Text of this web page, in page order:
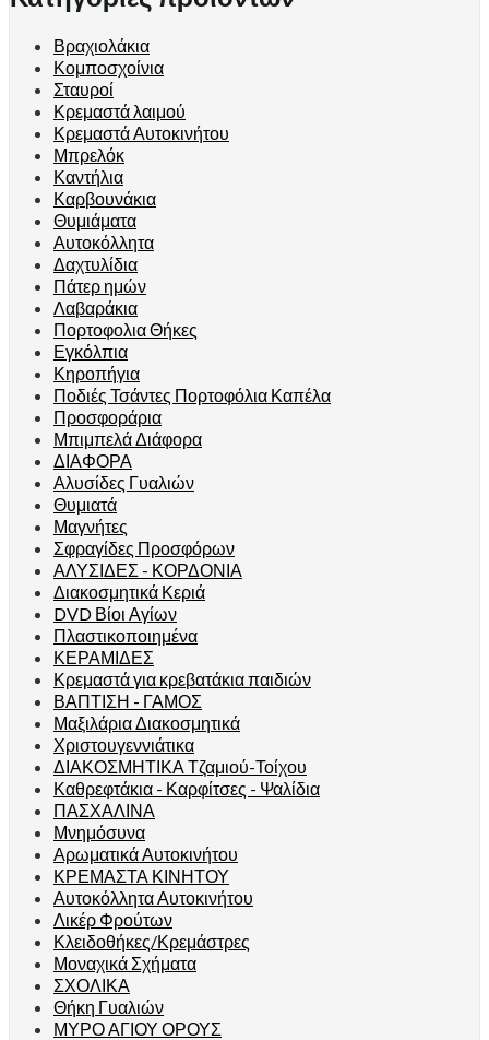
Βραχιολάκια
Κομποσχοίνια
Σταυροί
Κρεμαστά λαιμού
Κρεμαστά Αυτοκινήτου
Μπρελόκ
Καντήλια
Καρβουνάκια
Θυμιάματα
Αυτοκόλλητα
Δαχτυλίδια
Πάτερ ημών
Λαβαράκια
Πορτοφολια Θήκες
Εγκόλπια
Κηροπήγια
Ποδιές Τσάντες Πορτοφόλια Καπέλα
Προσφοράρια
Μπιμπελά Διάφορα
ΔΙΑΦΟΡΑ
Αλυσίδες Γυαλιών
Θυμιατά
Μαγνήτες
Σφραγίδες Προσφόρων
ΑΛΥΣΙΔΕΣ - ΚΟΡΔΟΝΙΑ
Διακοσμητικά Κεριά
DVD Βίοι Αγίων
Πλαστικοποιημένα
ΚΕΡΑΜΙΔΕΣ
Κρεμαστά για κρεβατάκια παιδιών
ΒΑΠΤΙΣΗ - ΓΑΜΟΣ
Μαξιλάρια Διακοσμητικά
Χριστουγεννιάτικα
ΔΙΑΚΟΣΜΗΤΙΚΑ Τζαμιού-Τοίχου
Καθρεφτάκια - Καρφίτσες - Ψαλίδια
ΠΑΣΧΑΛΙΝΑ
Μνημόσυνα
Αρωματικά Αυτοκινήτου
ΚΡΕΜΑΣΤΑ ΚΙΝΗΤΟΥ
Αυτοκόλλητα Αυτοκινήτου
Λικέρ Φρούτων
Κλειδοθήκες/Κρεμάστρες
Μοναχικά Σχήματα
ΣΧΟΛΙΚΑ
Θήκη Γυαλιών
ΜΥΡΟ ΑΓΙΟΥ ΟΡΟΥΣ